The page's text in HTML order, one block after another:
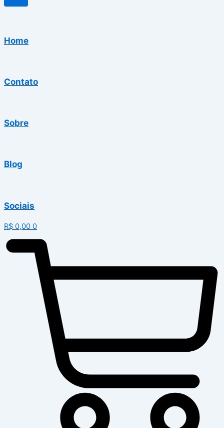
Home
Contato
Sobre
Blog
Sociais
R$ 0,00 0